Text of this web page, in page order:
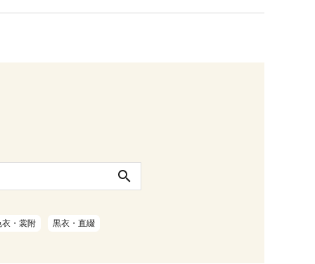
search
衣・裳附 黒衣・直綴